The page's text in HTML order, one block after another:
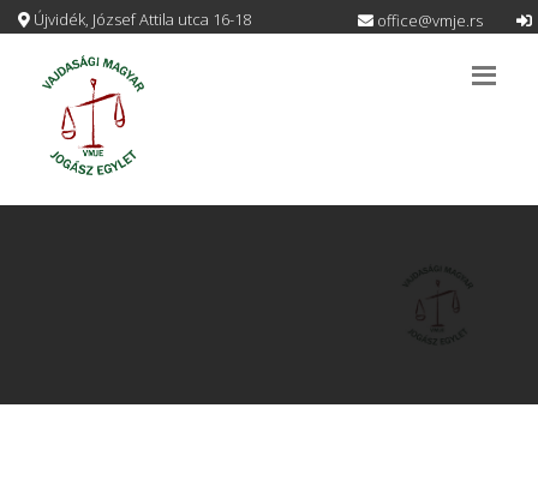
Újvidék, József Attila utca 16-18 office@vmje.rs